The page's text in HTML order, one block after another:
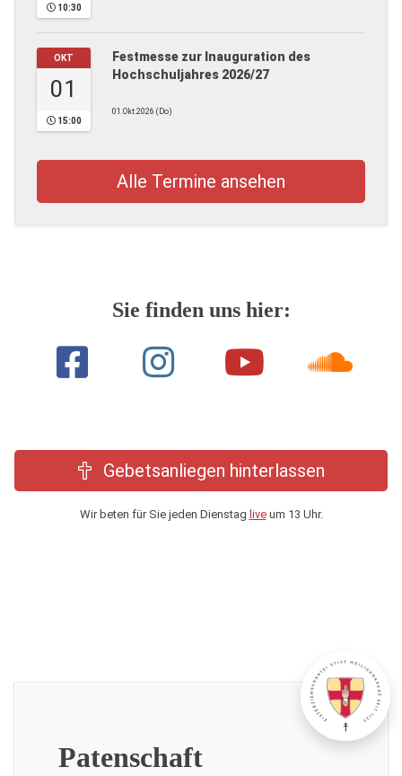
10:30
OKT
01
15:00
Festmesse zur Inauguration des
Hochschuljahres 2026/27
01.Okt.2026 (Do)
Alle Termine ansehen
Sie finden uns hier:
Gebetsanliegen hinterlassen
Wir beten für Sie jeden Dienstag liveum 13 Uhr.
Patenschaft